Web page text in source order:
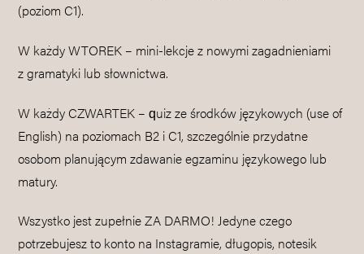
(poziom C1).
W każdy WTOREK – mini-lekcje z nowymi zagadnieniami
z gramatyki lub słownictwa.
W każdy CZWARTEK – quiz ze środków językowych (use of
English) na poziomach B2 i C1, szczególnie przydatne
osobom planującym zdawanie egzaminu językowego lub
matury.
Wszystko jest zupełnie ZA DARMO! Jedyne czego
potrzebujesz to konto na Instagramie, długopis, notesik